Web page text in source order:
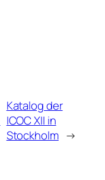
Katalog der
ICOC XII in
Stockholm →